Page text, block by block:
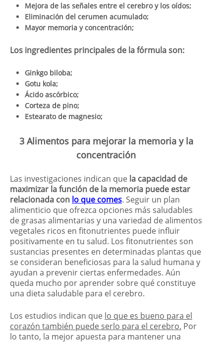
Mejora de las señales entre el cerebro y los oídos;
Eliminación del cerumen acumulado;
Mayor memoria y concentración;
Los ingredientes principales de la fórmula son:
Ginkgo biloba;
Gotu kola;
Ácido ascórbico;
Corteza de pino;
Estearato de magnesio;
3 Alimentos para mejorar la memoria y la
concentración
Las investigaciones indican que la capacidad de
maximizar la función de la memoria puede estar
relacionada con lo que comes. Seguir un plan
alimenticio que ofrezca opciones más saludables
de grasas alimentarias y una variedad de alimentos
vegetales ricos en fitonutrientes puede influir
positivamente en tu salud. Los fitonutrientes son
sustancias presentes en determinadas plantas que
se consideran beneficiosas para la salud humana y
ayudan a prevenir ciertas enfermedades. Aún
queda mucho por aprender sobre qué constituye
una dieta saludable para el cerebro.
Los estudios indican que lo que es bueno para el
corazón también puede serlo para el cerebro. Por
lo tanto, la mejor apuesta para mantener una